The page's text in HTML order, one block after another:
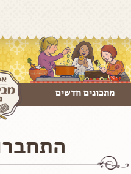
מתכונים חדשים